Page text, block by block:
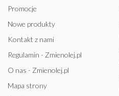
Promocje
Nowe produkty
Kontakt z nami
Regulamin - Zmienolej.pl
O nas - Zmienolej.pl
Mapa strony